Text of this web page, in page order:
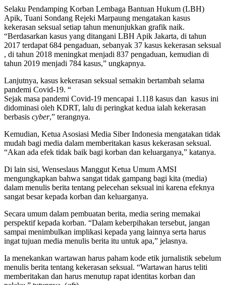
Selaku Pendamping Korban Lembaga Bantuan Hukum (LBH)
Apik, Tuani Sondang Rejeki Marpaung mengatakan kasus
kekerasan seksual setiap tahun menunjukkan grafik naik.
“Berdasarkan kasus yang ditangani LBH Apik Jakarta, di tahun
2017 terdapat 684 pengaduan, sebanyak 37 kasus kekerasan seksual
, di tahun 2018 meningkat menjadi 837 pengaduan, kemudian di
tahun 2019 menjadi 784 kasus,” ungkapnya.
Lanjutnya, kasus kekerasan seksual semakin bertambah selama
pandemi Covid-19. “
Sejak masa pandemi Covid-19 mencapai 1.118 kasus dan kasus ini
didominasi oleh KDRT, lalu di peringkat kedua ialah kekerasan
berbasis cyber,” terangnya.
Kemudian, Ketua Asosiasi Media Siber Indonesia mengatakan tidak
mudah bagi media dalam memberitakan kasus kekerasan seksual.
“Akan ada efek tidak baik bagi korban dan keluarganya,” katanya.
Di lain sisi, Wenseslaus Manggut Ketua Umum AMSI
mengungkapkan bahwa sangat tidak gampang bagi kita (media)
dalam menulis berita tentang pelecehan seksual ini karena efeknya
sangat besar kepada korban dan keluarganya.
Secara umum dalam pembuatan berita, media sering memakai
perspektif kepada korban. “Dalam keberpihakan tersebut, jangan
sampai menimbulkan implikasi kepada yang lainnya serta harus
ingat tujuan media menulis berita itu untuk apa,” jelasnya.
Ia menekankan wartawan harus paham kode etik jurnalistik sebelum
menulis berita tentang kekerasan seksual. “Wartawan harus teliti
memberitakan dan harus menutup rapat identitas korban dan